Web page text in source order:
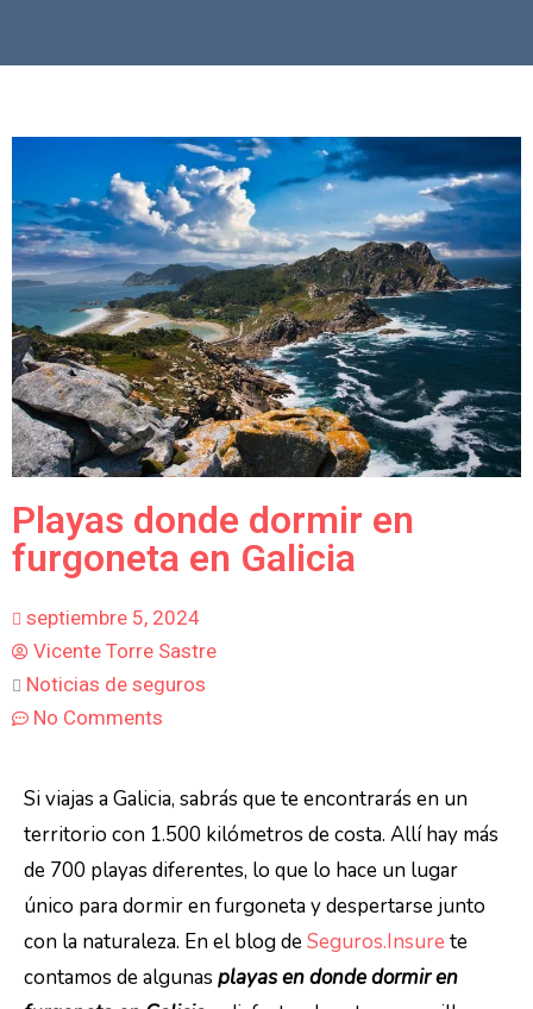
Playas donde dormir en
furgoneta en Galicia
septiembre 5, 2024
Vicente Torre Sastre
Noticias de seguros
No Comments
Si viajas a Galicia, sabrás que te encontrarás en un
territorio con 1.500 kilómetros de costa. Allí hay más
de 700 playas diferentes, lo que lo hace un lugar
único para dormir en furgoneta y despertarse junto
con la naturaleza. En el blog deSeguros.Insure te
contamos de algunas playas en donde dormir en